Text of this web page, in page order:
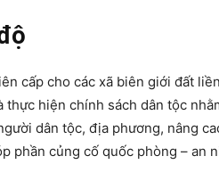
cấp cho các xã biên giới đất
hiện chính sách dân tộc
dân tộc, địa phương, nâng
phần củng cố quốc phòng – an